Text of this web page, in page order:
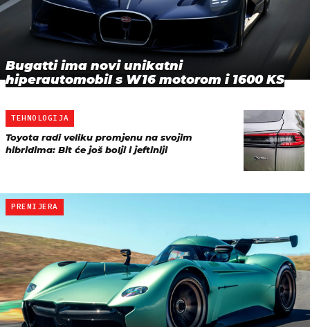
Bugatti ima novi unikatni
hiperautomobil s W16 motorom i 1600 KS
TEHNOLOGIJA
Toyota radi veliku promjenu na svojim
hibridima: Bit će još bolji i jeftiniji
PREMIJERA